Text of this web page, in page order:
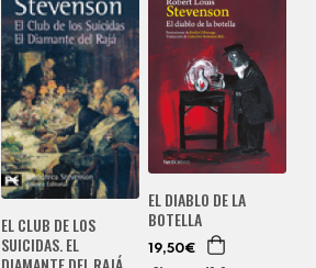
EL CLUB DE LOS
SUICIDAS. EL
EL DIABLO DE LA
BOTELLA
19,50€